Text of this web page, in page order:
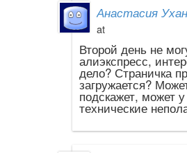
Анастасия
at
Второй день не
алиэкспресс,
дело? Страничка
загружается?
подскажет, может
технические